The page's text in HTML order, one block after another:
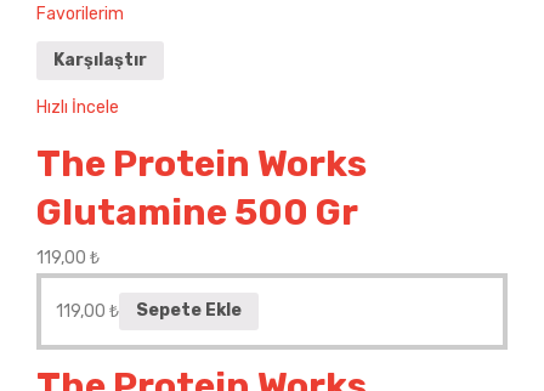
Favorilerim
Karşılaştır
Hızlı İncele
The Protein Works
Glutamine 500 Gr
119,00 ₺
119,00 ₺ Sepete Ekle